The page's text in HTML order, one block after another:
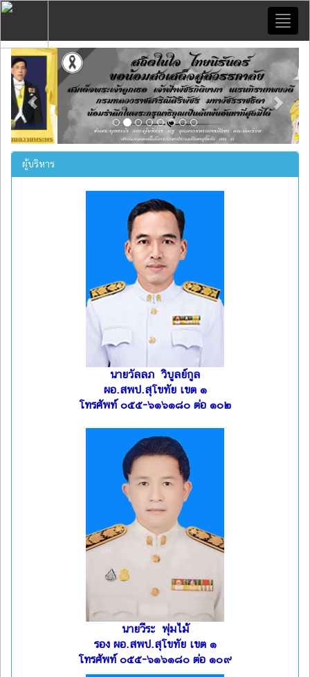
Previous Next
ผู้บริหาร
นายวัลลภ วิบูลย์กูล
ผอ.สพป.สุโขทัย เขต ๑
โทรศัพท์ ๐๕๕-๖๑๖๑๘๐ ต่อ ๑๐๒
นายวีระ พุ่มไม้
รอง ผอ.สพป.สุโขทัย เขต ๑
โทรศัพท์ ๐๕๕-๖๑๖๑๘๐ ต่อ ๑๐๙